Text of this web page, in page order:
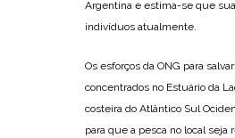
Argentina e estima-se que
indivíduos atualmente.
Os esforços da ONG para
concentrados no Estuário da
costeira do Atlântico Sul
para que a pesca no local seja